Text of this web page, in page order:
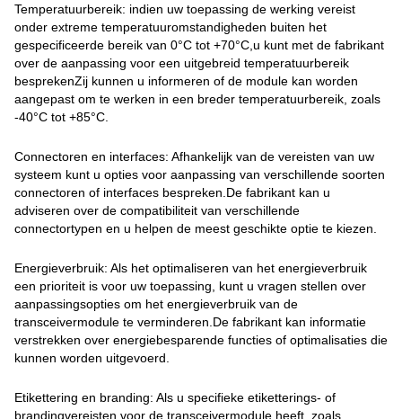
Temperatuurbereik: indien uw toepassing de werking vereist
onder extreme temperatuuromstandigheden buiten het
gespecificeerde bereik van 0°C tot +70°C,u kunt met de fabrikant
over de aanpassing voor een uitgebreid temperatuurbereik
besprekenZij kunnen u informeren of de module kan worden
aangepast om te werken in een breder temperatuurbereik, zoals
-40°C tot +85°C.
Connectoren en interfaces: Afhankelijk van de vereisten van uw
systeem kunt u opties voor aanpassing van verschillende soorten
connectoren of interfaces bespreken.De fabrikant kan u
adviseren over de compatibiliteit van verschillende
connectortypen en u helpen de meest geschikte optie te kiezen.
Energieverbruik: Als het optimaliseren van het energieverbruik
een prioriteit is voor uw toepassing, kunt u vragen stellen over
aanpassingsopties om het energieverbruik van de
transceivermodule te verminderen.De fabrikant kan informatie
verstrekken over energiebesparende functies of optimalisaties die
kunnen worden uitgevoerd.
Etikettering en branding: Als u specifieke etiketterings- of
brandingvereisten voor de transceivermodule heeft, zoals